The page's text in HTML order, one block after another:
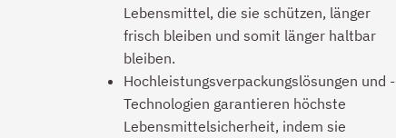
Lebensmittel, die sie schützen, länger
frisch bleiben und somit länger haltbar
bleiben.
Hochleistungsverpackungslösungen und -
Technologien garantieren höchste
Lebensmittelsicherheit, indem sie